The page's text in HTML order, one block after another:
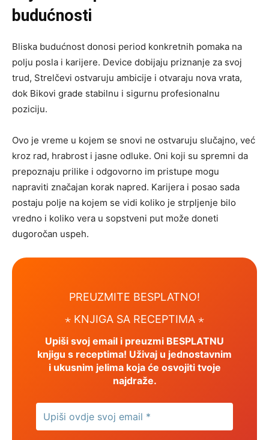
budućnosti
Bliska budućnost donosi period konkretnih pomaka na
polju posla i karijere. Device dobijaju priznanje za svoj
trud, Strelčevi ostvaruju ambicije i otvaraju nova vrata,
dok Bikovi grade stabilnu i sigurnu profesionalnu
poziciju.
Ovo je vreme u kojem se snovi ne ostvaruju slučajno, već
kroz rad, hrabrost i jasne odluke. Oni koji su spremni da
prepoznaju prilike i odgovorno im pristupe mogu
napraviti značajan korak napred. Karijera i posao sada
postaju polje na kojem se vidi koliko je strpljenje bilo
vredno i koliko vera u sopstveni put može doneti
dugoročan uspeh.
PREUZMITE BESPLATNO!
⋆ KNJIGA SA RECEPTIMA ⋆
Upiši svoj email i preuzmi BESPLATNU
knjigu s receptima! Uživaj u jednostavnim
i ukusnim jelima koja će osvojiti tvoje
najdraže.